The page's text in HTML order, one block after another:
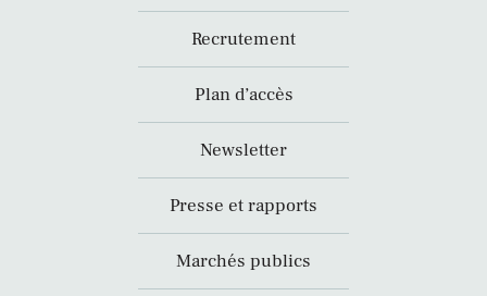
Recrutement
Plan d’accès
Newsletter
Presse et rapports
Marchés publics